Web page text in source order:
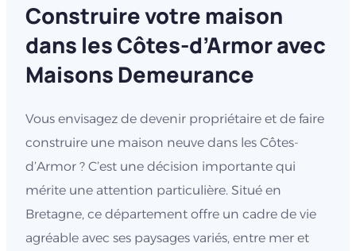
Construire votre maison
dans les Côtes-d’Armor avec
Maisons Demeurance
Vous envisagez de devenir propriétaire et de faire
construire une maison neuve dans les Côtes-
d’Armor ? C’est une décision importante qui
mérite une attention particulière. Situé en
Bretagne, ce département offre un cadre de vie
agréable avec ses paysages variés, entre mer et